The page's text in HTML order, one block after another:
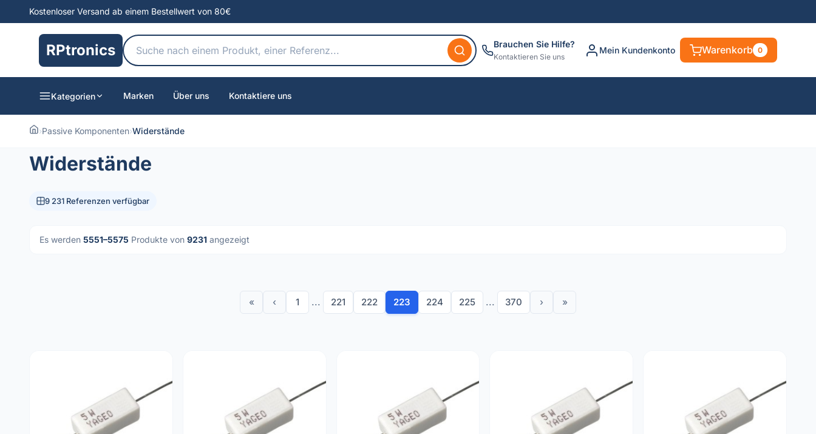
Kostenloser Versand ab einem Bestellwert von 80€
RPtronics Brauchen Sie Hilfe?
Kontaktieren Sie uns
Mein Kundenkonto Warenkorb 0
Kategorien Marken Über uns Kontaktiere uns
›Passive Komponenten›Widerstände
Widerstände
9 231 Referenzen verfügbar
Es werden 5551–5575 Produkte von 9231 angezeigt
« ‹ 1 ... 221 222 223 224 225 ... 370 › »